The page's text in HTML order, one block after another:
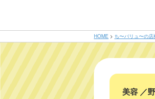
HOME > ち〜バリュ〜の店
美容 ／